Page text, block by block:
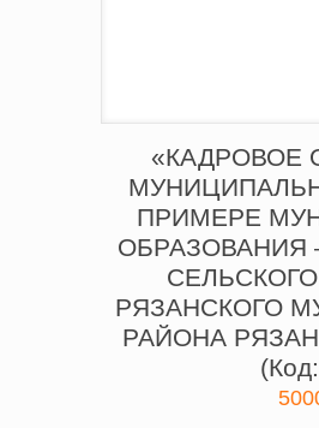
«КАДРОВОЕ
ПРИМЕРЕ
ОБРАЗОВАНИЯ
РЯЗАНСКОГО
РАЙОНА